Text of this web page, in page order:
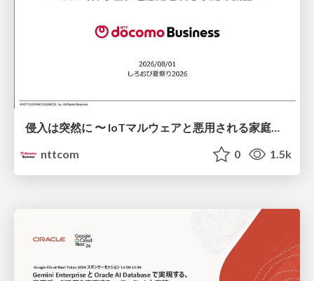
侵入は突然に 〜 IoTマルウェアと悪用される家庭の機器 ～ / When Intrusion Strikes: IoT Malware and the Abuse of Home Devices
nttcom
0 1.5k